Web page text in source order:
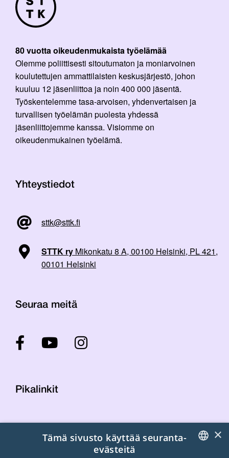
80 vuotta oikeudenmukaista työelämää
Olemme poliittisesti sitoutumaton ja moniarvoinen
koulutettujen ammattilaisten keskusjärjestö, johon
kuuluu 12 jäsenliittoa ja noin 400 000 jäsentä.
Työskentelemme tasa-arvoisen, yhdenvertaisen ja
turvallisen työelämän puolesta yhdessä
jäsenliittojemme kanssa. Visiomme on
oikeudenmukainen työelämä.
Yhteystiedot
sttk@sttk.fi
STTK ry Mikonkatu 8 A, 00100 Helsinki, PL 421,
00101 Helsinki
Seuraa meitä
Pikalinkit
Laskutustiedot
×
Tämä sivusto käyttää seuranta-
evästeitä